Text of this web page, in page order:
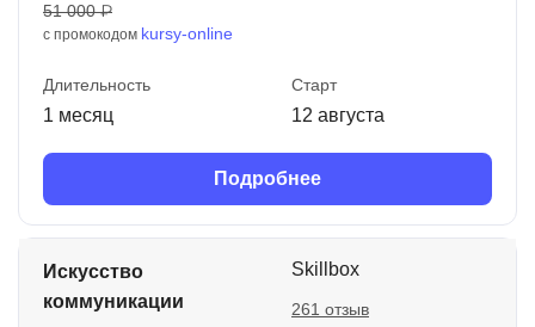
51 000 ₽
с промокодом kursy-online
Длительность
1 месяц
Старт
12 августа
Подробнее
Искусство
коммуникации
Skillbox
261 отзыв